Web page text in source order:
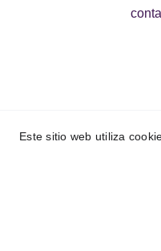
Este sitio web utiliza